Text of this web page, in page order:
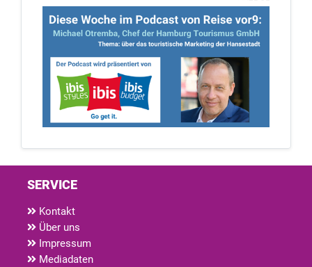
SERVICE
Kontakt
Über uns
Impressum
Mediadaten